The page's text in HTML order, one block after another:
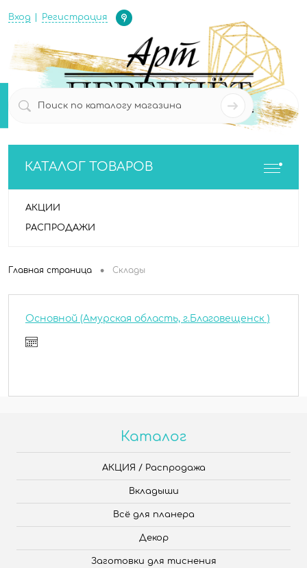
Вход Регистрация
Определение
0
КАТАЛОГ ТОВАРОВ
АКЦИИ
РАСПРОДАЖИ
Главная страница • Склады
Основной (Амурская область, г.Благовещенск )
Каталог
АКЦИЯ / Распродажа
Вкладыши
Всё для планера
Декор
Заготовки для тиснения